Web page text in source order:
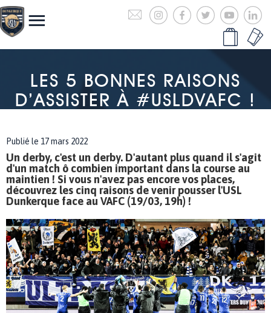
LES 5 BONNES RAISONS
D’ASSISTER À #USLDVAFC !
Publié le 17 mars 2022
Un derby, c'est un derby. D'autant plus quand il s'agit
d'un match ô combien important dans la course au
maintien ! Si vous n'avez pas encore vos places,
découvrez les cinq raisons de venir pousser l'USL
Dunkerque face au VAFC (19/03, 19h) !